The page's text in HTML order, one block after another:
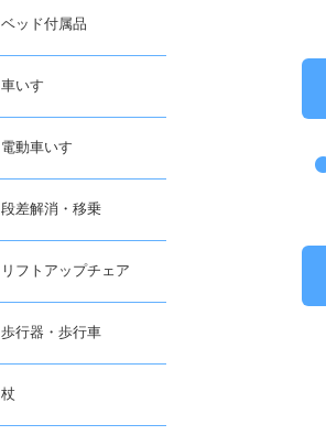
ベッド付属品
車いす
電動車いす
段差解消・移乗
リフトアップチェア
歩行器・歩行車
杖